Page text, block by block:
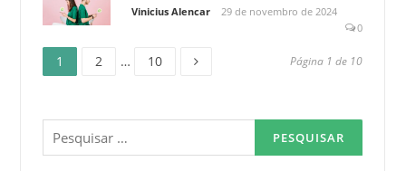
Vinicius Alencar
29 de novembro de 2024
0
Paginação
posts
Página
1 2 … 10 Página 1 de 10
Pesquisar
por: